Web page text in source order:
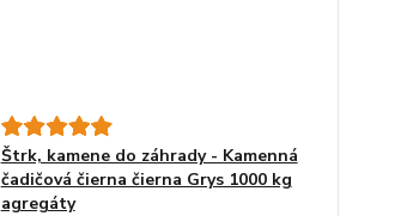
Štrk, kamene do záhrady - Kamenná
čadičová čierna čierna Grys 1000 kg
agregáty